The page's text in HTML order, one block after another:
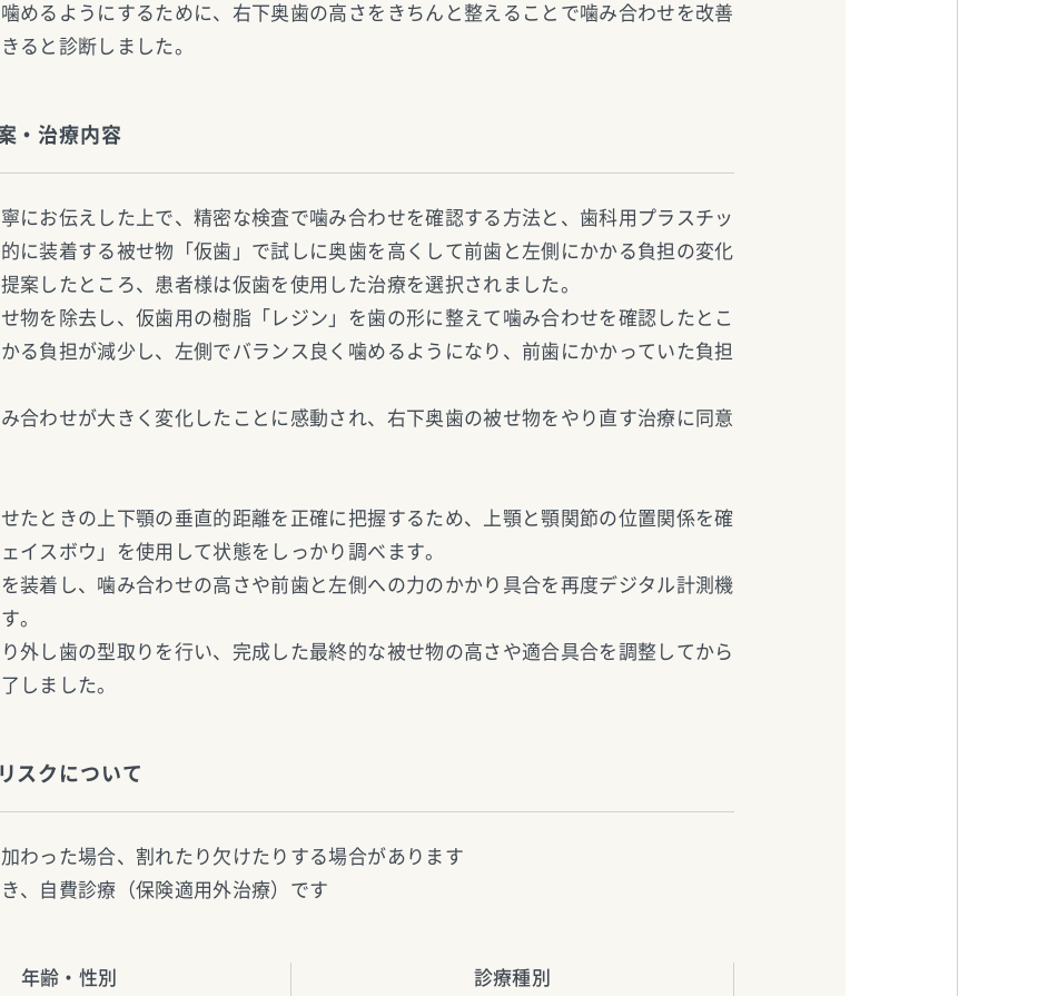
めるようにするために、右下奥歯の高さをきちんと整えることで噛み合わせを改善
ると診断しました。
・治療内容
にお伝えした上で、精密な検査で噛み合わせを確認する方法と、歯科用プラスチッ
に装着する被せ物「仮歯」で試しに奥歯を高くして前歯と左側にかかる負担の変化
案したところ、患者様は仮歯を使用した治療を選択されました。
物を除去し、仮歯用の樹脂「レジン」を歯の形に整えて噛み合わせを確認したとこ
る負担が減少し、左側でバランス良く噛めるようになり、前歯にかかっていた負担
合わせが大きく変化したことに感動され、右下奥歯の被せ物をやり直す治療に同意
たときの上下顎の垂直的距離を正確に把握するため、上顎と顎関節の位置関係を確
イスボウ」を使用して状態をしっかり調べます。
装着し、噛み合わせの高さや前歯と左側への力のかかり具合を再度デジタル計測機
。
外し歯の型取りを行い、完成した最終的な被せ物の高さや適合具合を調整してから
しました。
スクについて
わった場合、割れたり欠けたりする場合があります
、自費診療（保険適用外治療）です
年齢・性別
診療種別